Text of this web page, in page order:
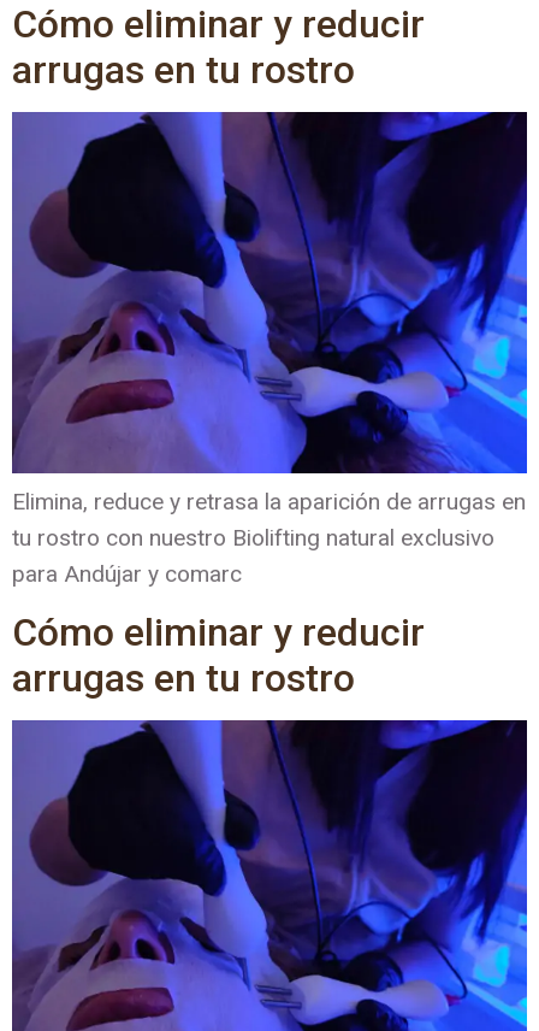
Cómo eliminar y reducir
arrugas en tu rostro
Elimina, reduce y retrasa la aparición de arrugas en
tu rostro con nuestro Biolifting natural exclusivo
para Andújar y comarc
Cómo eliminar y reducir
arrugas en tu rostro